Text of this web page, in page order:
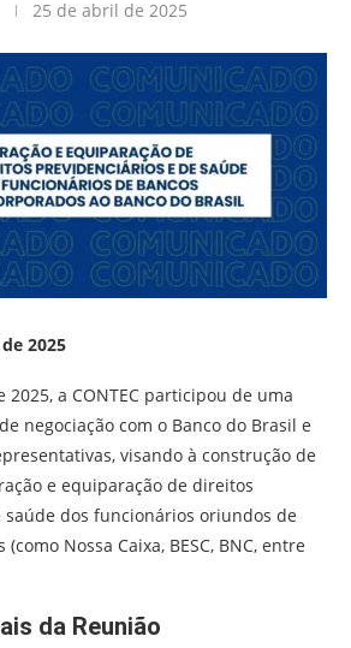
25 de abril de 2025
2025
a CONTEC participou de uma
negociação com o Banco do Brasil e
visando à construção de
e equiparação de direitos
dos funcionários oriundos de
Nossa Caixa, BESC, BNC, entre
da Reunião